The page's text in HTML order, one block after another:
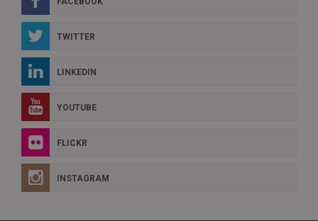
TWITTER
LINKEDIN
YOUTUBE
FLICKR
INSTAGRAM